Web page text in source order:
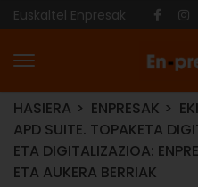
Euskaltel Enpresak
HASIERA ENPRESAK
APD SUITE. TOPAKETA
ETA DIGITALIZAZIOA:
ETA AUKERA BERRIAK